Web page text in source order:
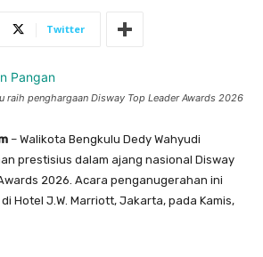
Twitter
raih penghargaan Disway Top Leader Awards 2026
– Walikota Bengkulu Dedy Wahyudi
prestisius dalam ajang nasional Disway
2026. Acara penganugerahan ini
Hotel J.W. Marriott, Jakarta, pada Kamis,